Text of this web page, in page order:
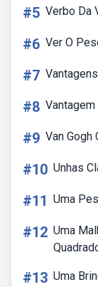
#5 Verbo Da
#6 Ver O
#7
#8
#9 Van Gogh
#10 Unhas
#11 Uma
#12 Uma
#13 Uma